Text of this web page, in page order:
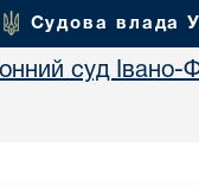
Судова влада
суд Івано-